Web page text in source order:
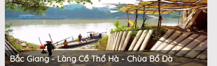
Bắc Giang - Làng Cổ Thổ Hà - Chùa Bổ Đà